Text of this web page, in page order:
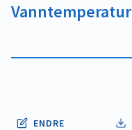
Vanntemperatur
ENDRE